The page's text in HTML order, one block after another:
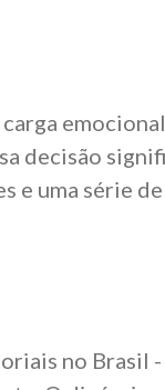
decisão
e uma série
no Brasil